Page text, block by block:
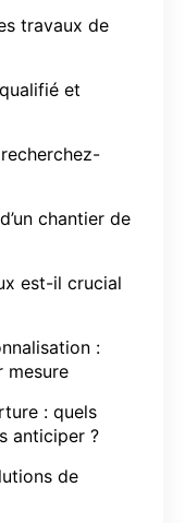
travaux de
et
chantier de
est-il crucial
:
mesure
: quels
anticiper ?
de